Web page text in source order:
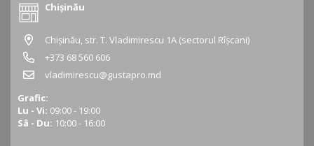
Chișinău
Chișinău, str. T. Vladimirescu 1A (sectorul Rîșcani)
+373 68 560 606
vladimirescu@gustapro.md
Grafic:
Lu - Vi: 09:00 - 19:00
Sâ - Du: 10:00 - 16:00